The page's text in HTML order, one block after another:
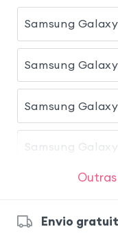
Samsung
Samsung
Samsung Galaxy
Samsung Galaxy
Honor Magic 8
Envio